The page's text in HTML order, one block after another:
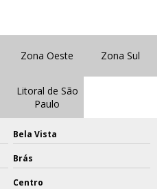
Zona Oeste Zona Sul
Litoral de São
Paulo
Bela Vista
Brás
Centro